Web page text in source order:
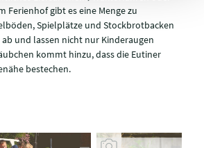
Ferienhof gibt es eine Menge zu
Spielplätze und Stockbrotbacken
und lassen nicht nur Kinderaugen
kommt hinzu, dass die Eutiner
bestechen.